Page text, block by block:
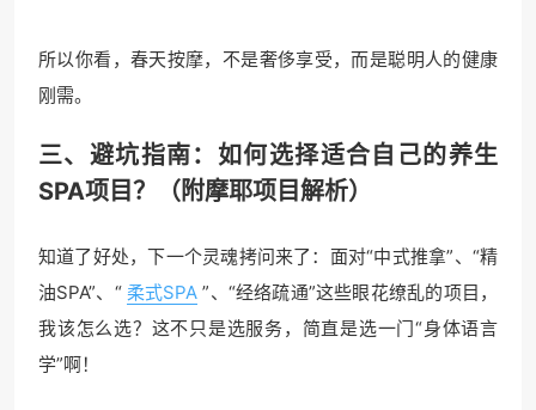
所以你看，春天按摩，不是奢侈享受，而是聪明人的健康
刚需。
三、避坑指南：如何选择适合自己的养生
SPA项目？（附摩耶项目解析）
知道了好处，下一个灵魂拷问来了：面对“中式推拿”、“精
油SPA”、“ 柔式SPA ”、“经络疏通”这些眼花缭乱的项目，
我该怎么选？这不只是选服务，简直是选一门“身体语言
学”啊！